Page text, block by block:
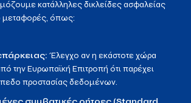
κατάλληλες δικλείδες ασφαλείας
μεταφορές, όπως:
Έλεγχο αν η εκάστοτε χώρα
την Ευρωπαϊκή Επιτροπή ότι παρέχει
προστασίας δεδομένων.